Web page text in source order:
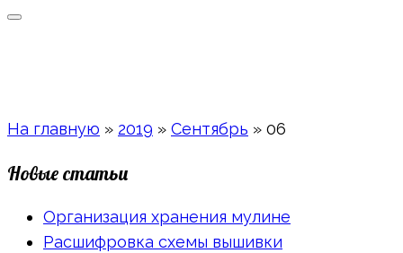
На главную » 2019 » Сентябрь » 06
Новые статьи
Организация хранения мулине
Расшифровка схемы вышивки